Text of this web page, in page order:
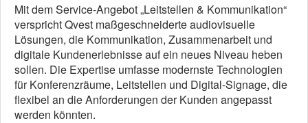
Mit dem Service-Angebot „Leitstellen & Kommunikation“
verspricht Qvest maßgeschneiderte audiovisuelle
Lösungen, die Kommunikation, Zusammenarbeit und
digitale Kundenerlebnisse auf ein neues Niveau heben
sollen. Die Expertise umfasse modernste Technologien
für Konferenzräume, Leitstellen und Digital-Signage, die
flexibel an die Anforderungen der Kunden angepasst
werden könnten.